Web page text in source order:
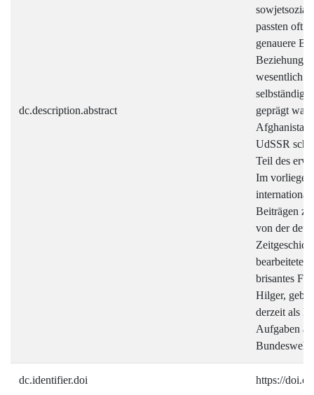
dc.description.abstract
passten oft
genauere
wesentlich
selbständig
geprägt
Afghanistan
UdSSR
Teil des
Im
Beiträgen
von der
brisantes
Hilger,
derzeit als
Aufgaben
dc.identifier.doi https://